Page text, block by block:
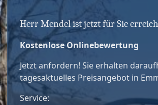
Herr Mendel ist jetzt für Sie
Kostenlose Onlinebewertung
Jetzt anfordern! Sie erhalten
tagesaktuelles Preisangebot in
Service: